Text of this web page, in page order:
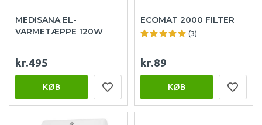
MEDISANA EL-
VARMETÆPPE 120W
kr.495
KØB
ECOMAT 2000 FILTER
(3)
kr.89
KØB